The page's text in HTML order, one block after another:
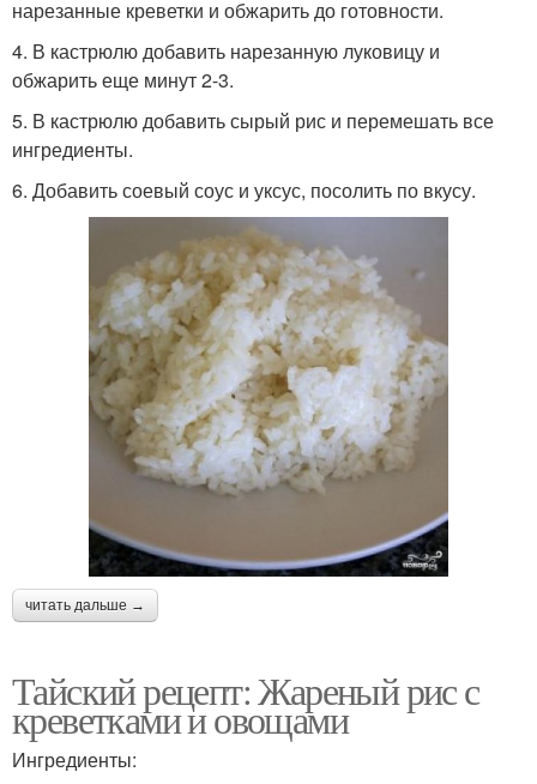
нарезанные креветки и обжарить до готовности.
4. В кастрюлю добавить нарезанную луковицу и
обжарить еще минут 2-3.
5. В кастрюлю добавить сырый рис и перемешать все
ингредиенты.
6. Добавить соевый соус и уксус, посолить по вкусу.
читать дальше →
Тайский рецепт: Жареный рис с
креветками и овощами
Ингредиенты: